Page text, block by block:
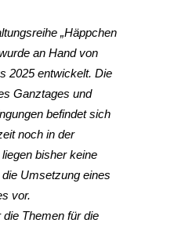
„Häppchen
an Hand von
2025 entwickelt. Die
Ganztages und
befindet sich
noch in der
bisher keine
Umsetzung eines
vor.
Themen für die